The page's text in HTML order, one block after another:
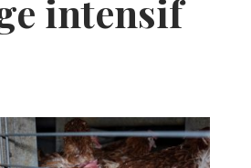
intensif